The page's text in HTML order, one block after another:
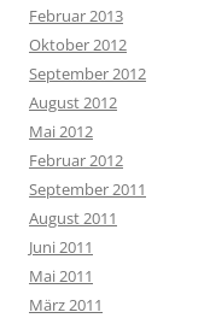
Februar 2013
Oktober 2012
September 2012
August 2012
Mai 2012
Februar 2012
September 2011
August 2011
Juni 2011
Mai 2011
März 2011